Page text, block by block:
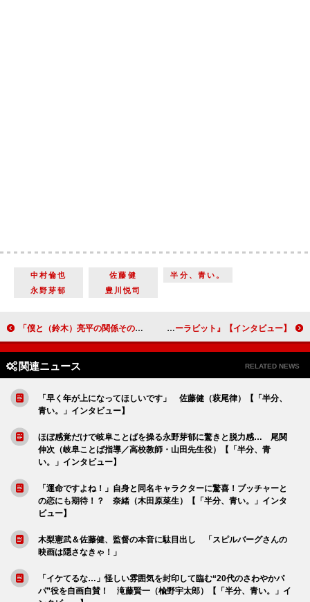
中村倫也 佐藤健
半分、青い。
永野芽郁
豊川悦司
「僕と（鈴木）亮平の関係そのままの感覚でやってみました」谷田歩（木場伝内）【「西郷どん」インタビュー】 【インタビュー】『ピーターラビット』ウィル・グラック監督「ＣＧを使っていることを観客が忘れてしまうようにしたかった」
関連ニュース RELATED NEWS
「早く年が上になってほしいです」 佐藤健（萩尾律）【「半分、
青い。」インタビュー】
ほぼ感覚だけで岐阜ことばを操る永野芽郁に驚きと脱力感… 尾関
伸次（岐阜ことば指導／高校教師・山田先生役）【「半分、青
い。」インタビュー】
「運命ですよね！」自身と同名キャラクターに驚喜！ブッチャーと
の恋にも期待！？ 奈緒（木田原菜生）【「半分、青い。」インタ
ビュー】
木梨憲武＆佐藤健、監督の本音に駄目出し 「スピルバーグさんの
映画は隠さなきゃ！」
「イケてるな…」怪しい雰囲気を封印して臨む“20代のさわやかパ
パ”役を自画自賛！ 滝藤賢一（楡野宇太郎）【「半分、青い。」イ